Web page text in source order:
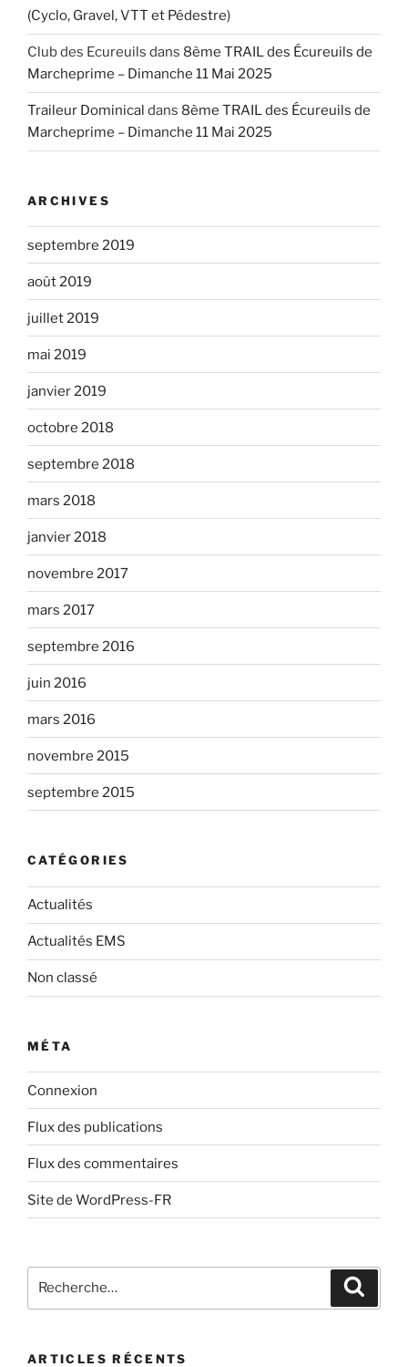
(Cyclo, Gravel, VTT et Pédestre)
Club des Ecureuils dans 8ème TRAIL des Écureuils de
Marcheprime – Dimanche 11 Mai 2025
Traileur Dominical dans 8ème TRAIL des Écureuils de
Marcheprime – Dimanche 11 Mai 2025
ARCHIVES
septembre 2019
août 2019
juillet 2019
mai 2019
janvier 2019
octobre 2018
septembre 2018
mars 2018
janvier 2018
novembre 2017
mars 2017
septembre 2016
juin 2016
mars 2016
novembre 2015
septembre 2015
CATÉGORIES
Actualités
Actualités EMS
Non classé
MÉTA
Connexion
Flux des publications
Flux des commentaires
Site de WordPress-FR
pour
ARTICLES RÉCENTS